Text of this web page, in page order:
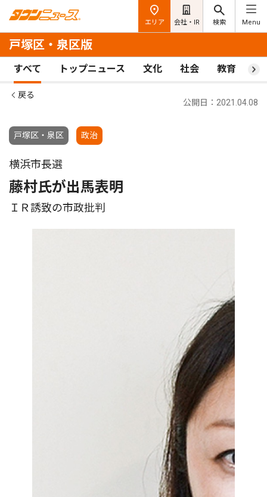
エリア 会社・IR 検索 Menu
戸塚区・泉区版
すべて トップニュース 文化 社会 教育 ス
戻る
戸塚区・泉区 政治
公開日：2021.04.08
横浜市長選
藤村氏が出馬表明
ＩＲ誘致の市政批判